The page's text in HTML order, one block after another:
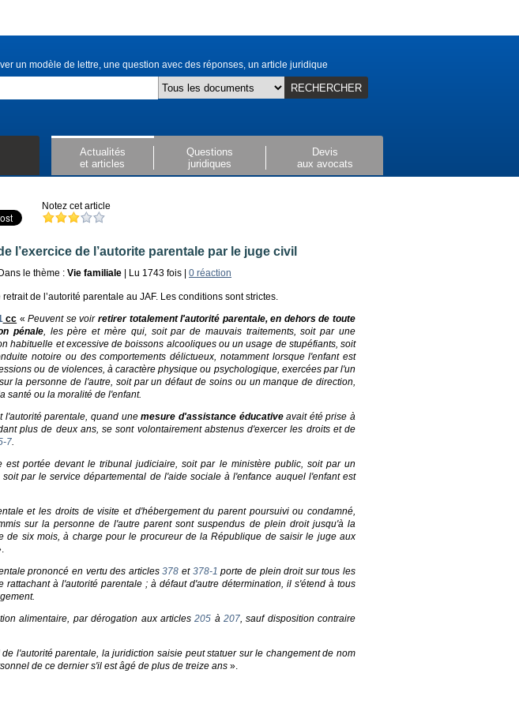
un modèle de lettre, une question avec des réponses, un article juridique
RECHERCHER
Actualités
et articles
Questions
juridiques
Devis
aux avocats
Notez cet article
l’exercice de l’autorite parentale par le juge civil
le thème : Vie familiale | Lu 1743 fois | 0 réaction
de l’autorité parentale au JAF. Les conditions sont strictes.
cc «Peuvent se voirretirer totalement l'autorité parentale, en dehors de toute
pénale, les père et mère qui, soit par de mauvais traitements, soit par une
habituelle et excessive de boissons alcooliques ou un usage de stupéfiants, soit
notoire ou des comportements délictueux, notamment lorsque l'enfant est
ou de violences, à caractère physique ou psychologique, exercées par l'un
la personne de l'autre, soit par un défaut de soins ou un manque de direction,
santé ou la moralité de l'enfant.
l'autorité parentale, quand unemesure d'assistance éducativeavait été prise à
plus de deux ans, se sont volontairement abstenus d'exercer les droits et de
7
est portée devant le tribunal judiciaire, soit par le ministère public, soit par un
par le service départemental de l'aide sociale à l'enfance auquel l'enfant est
et les droits de visite et d'hébergement du parent poursuivi ou condamné,
sur la personne de l'autre parent sont suspendus de plein droit jusqu'à la
de six mois, à charge pour le procureur de la République de saisir le juge aux
prononcé en vertu des articles378 et 378-1 porte de plein droit sur tous les
rattachant à l'autorité parentale ; à défaut d'autre détermination, il s'étend à tous
alimentaire, par dérogation aux articles205 à 207, sauf disposition contraire
l'autorité parentale, la juridiction saisie peut statuer sur le changement de nom
de ce dernier s'il est âgé de plus de treize ans ».